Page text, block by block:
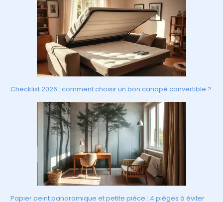
Checklist 2026 : comment choisir un bon canapé convertible ?
Papier peint panoramique et petite pièce : 4 pièges à éviter